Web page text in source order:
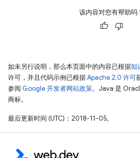
该内容对您有帮助吗
如未另行说明，那么本页面中的内容已根据知
许可，并且代码示例已根据Apache 2.0 许可
参阅 Google 开发者网站政策。Java 是
商标。
最后更新时间 (UTC)：2018-11-05。